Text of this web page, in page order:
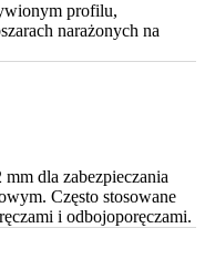
profilu,
narażonych na
dla zabezpieczania
Często stosowane
i odbojoporęczami.